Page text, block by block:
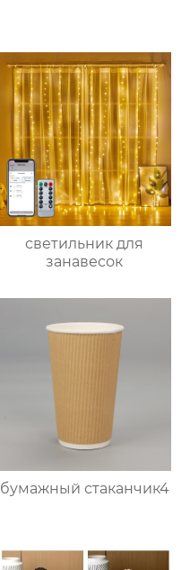
светильник для
занавесок
бумажный стаканчик4